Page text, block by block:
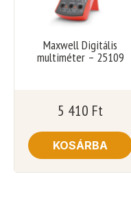
Maxwell Digitális
multiméter – 25109
5 410 Ft
KOSÁRBA